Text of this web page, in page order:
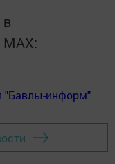
MАХ:
"Бавлы-информ"